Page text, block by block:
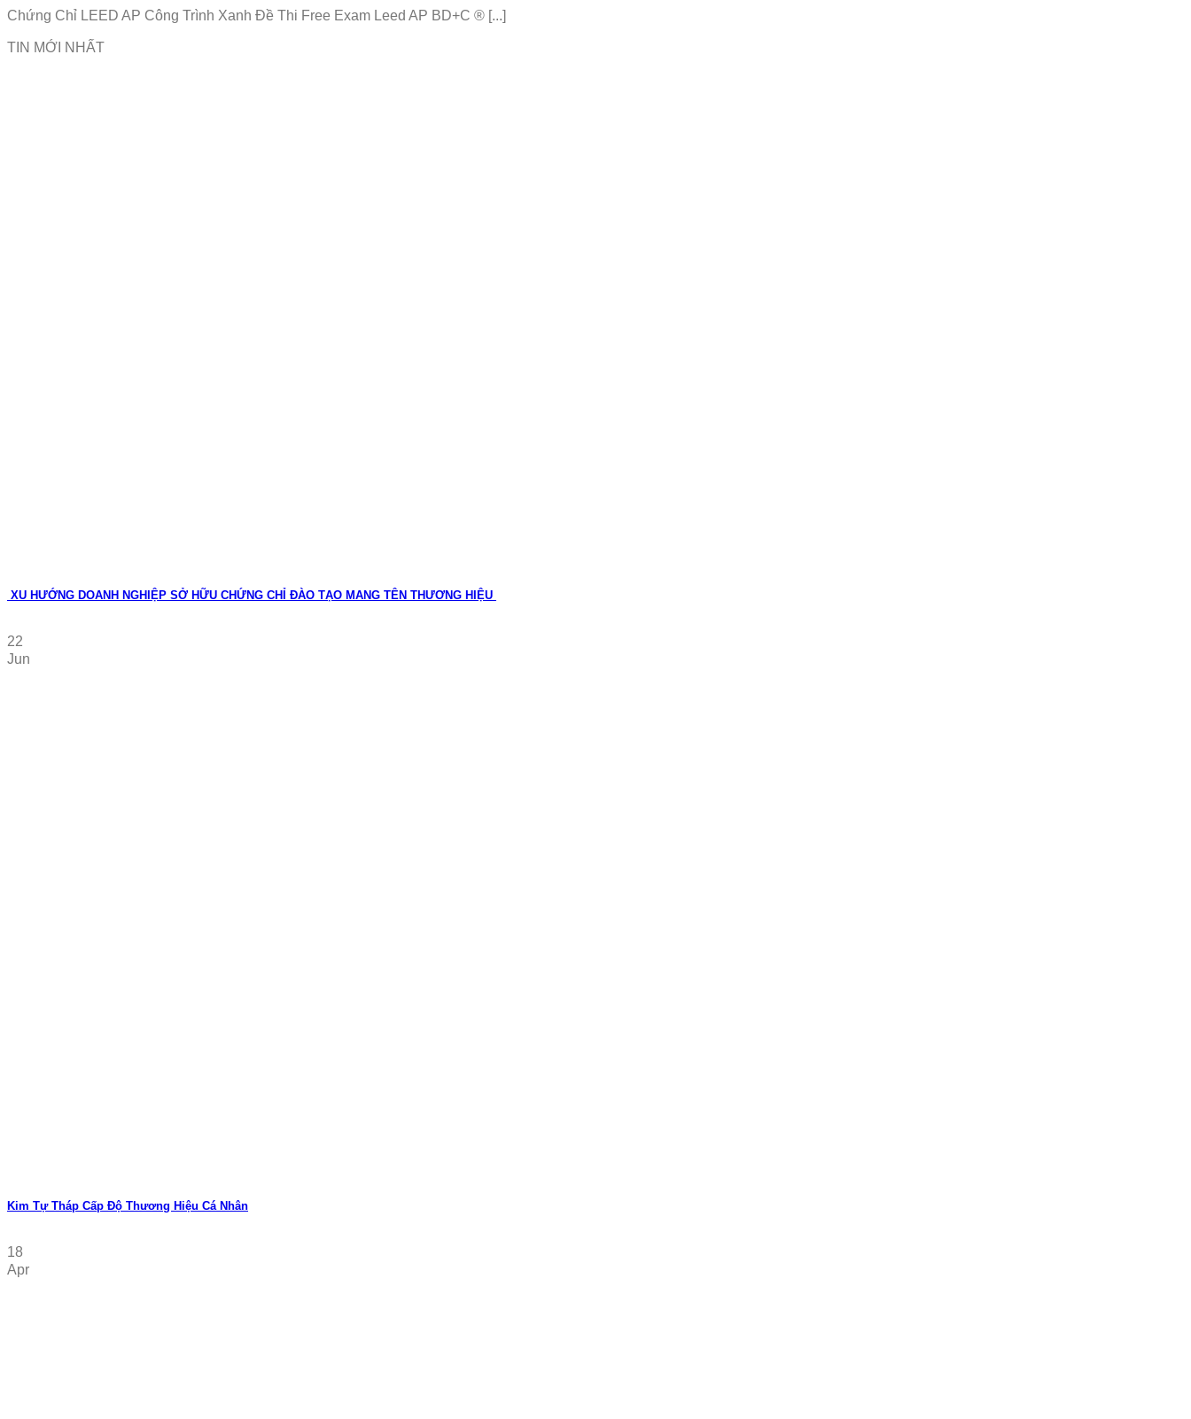
Chứng Chỉ LEED AP Công Trình Xanh Đề Thi Free Exam Leed AP BD+C ® [...]
TIN MỚI NHẤT
XU HƯỚNG DOANH NGHIỆP SỞ HỮU CHỨNG CHỈ ĐÀO TẠO MANG TÊN THƯƠNG HIỆU
22
Jun
Kim Tự Tháp Cấp Độ Thương Hiệu Cá Nhân
18
Apr